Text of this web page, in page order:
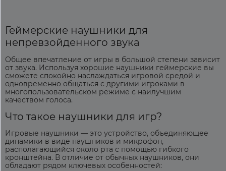
Геймерские наушники для
непревзойденного звука
Общее впечатление от игры в большой степени зависит
от звука. Используя хорошие наушники геймерские вы
сможете спокойно наслаждаться игровой средой и
одновременно общаться с другими игроками в
многопользовательском режиме с наилучшим
качеством голоса.
Что такое наушники для игр?
Игровые наушники — это устройство, объединяющее
динамики в виде наушников и микрофон,
располагающийся около рта с помощью гибкого
кронштейна. В отличие от обычных наушников, они
обладают рядом ключевых особенностей: